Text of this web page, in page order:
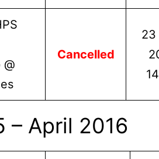
@
Cancelled
23
– April 2016